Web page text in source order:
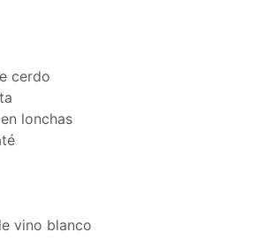
cerdo
lonchas
vino blanco